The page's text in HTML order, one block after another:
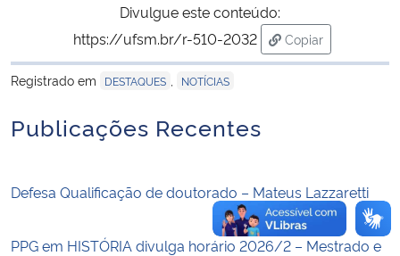
Gabinete de Segurança Institucional
Advocacia-Geral da União
Banco Central do Brasil
Divulgue este conteúdo:
https://ufsm.br/r-510-2032
Copiar
para área de
Registrado em
DESTAQUES NOTÍCIAS
Publicações Recentes
Defesa Qualificação de doutorado – Mateus Lazzaretti
PPG em HISTÓRIA divulga horário 2026/2 – Mestrado e